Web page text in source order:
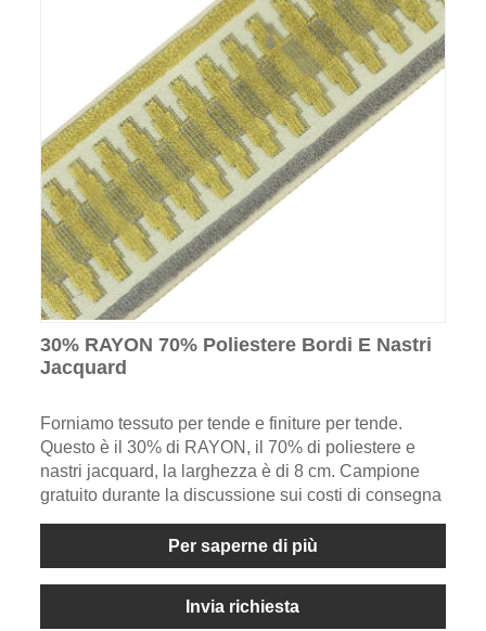
30% RAYON 70% Poliestere Bordi E Nastri
Jacquard
Forniamo tessuto per tende e finiture per tende.
Questo è il 30% di RAYON, il 70% di poliestere e
nastri jacquard, la larghezza è di 8 cm. Campione
gratuito durante la discussione sui costi di consegna
Per saperne di più
Invia richiesta